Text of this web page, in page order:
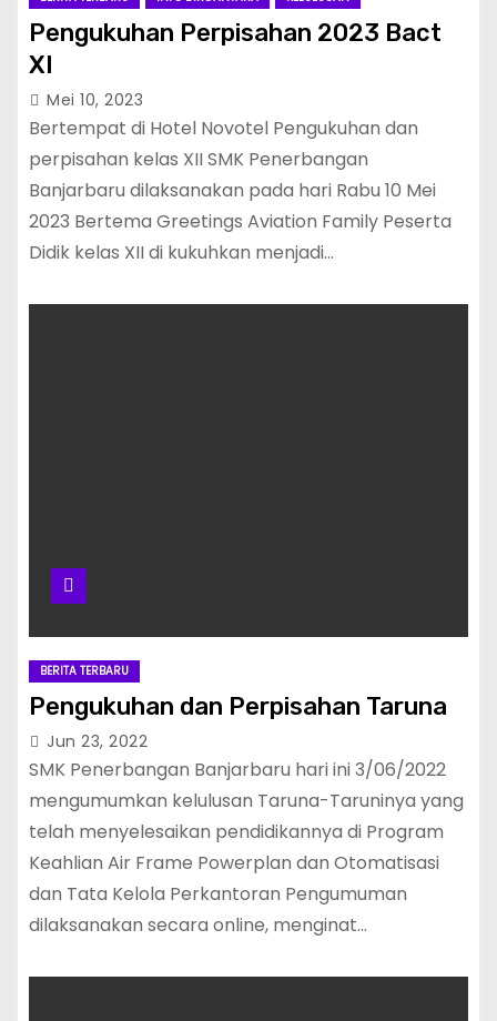
Pengukuhan Perpisahan 2023 Bact
XI
Mei 10, 2023
Bertempat di Hotel Novotel Pengukuhan dan
perpisahan kelas XII SMK Penerbangan
Banjarbaru dilaksanakan pada hari Rabu 10 Mei
2023 Bertema Greetings Aviation Family Peserta
Didik kelas XII di kukuhkan menjadi…
BERITA TERBARU
Pengukuhan dan Perpisahan Taruna
Jun 23, 2022
SMK Penerbangan Banjarbaru hari ini 3/06/2022
mengumumkan kelulusan Taruna-Taruninya yang
telah menyelesaikan pendidikannya di Program
Keahlian Air Frame Powerplan dan Otomatisasi
dan Tata Kelola Perkantoran Pengumuman
dilaksanakan secara online, menginat…